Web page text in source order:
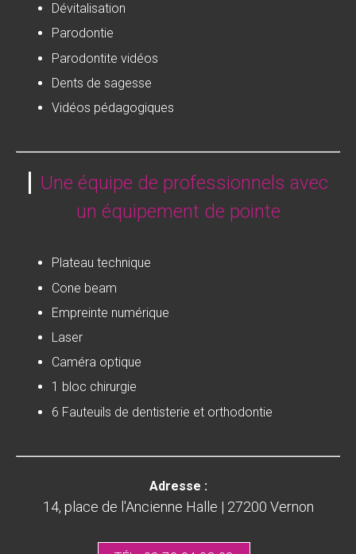
Dévitalisation
Parodontie
Parodontite vidéos
Dents de sagesse
Vidéos pédagogiques
Une équipe de professionnels avec
un équipement de pointe
Plateau technique
Cone beam
Empreinte numérique
Laser
Caméra optique
1 bloc chirurgie
6 Fauteuils de dentisterie et orthodontie
Adresse :
14, place de l'Ancienne Halle | 27200 Vernon